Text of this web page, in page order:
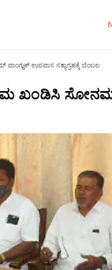
ಉಪವಾಸ ಸತ್ಯಾಗ್ರಹಕ್ಕೆ ಬೆಂಬಲ
ಖಂಡಿಸಿ